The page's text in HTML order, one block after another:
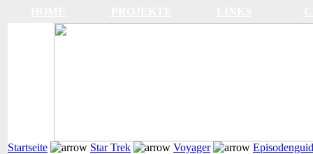
Startseite Star Trek Voyager